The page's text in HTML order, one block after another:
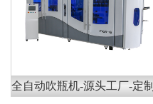
全自动吹瓶机-源头工厂-定制